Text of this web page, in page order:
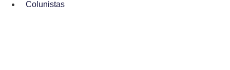
Colunistas